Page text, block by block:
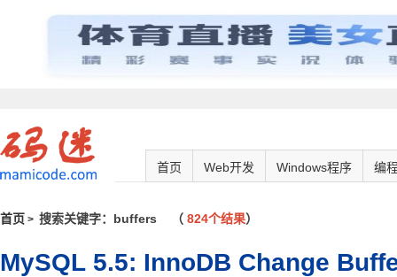
首页 Web开发 Windows程序 编
首页 > 搜索关键字：buffers （ 824个结果）
MySQL 5.5: InnoDB Change